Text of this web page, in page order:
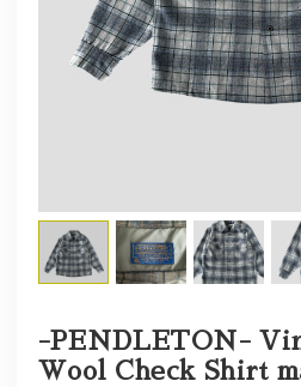
-PENDLETON-
Wool Check Shirt